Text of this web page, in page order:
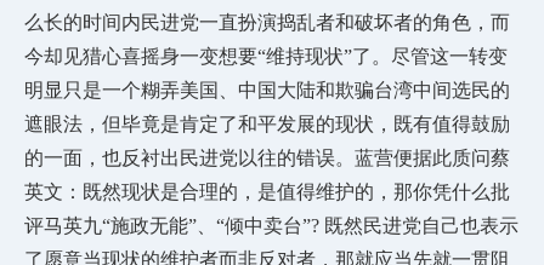
么长的时间内民进党一直扮演捣乱者和破坏者的角色，而
今却见猎心喜摇身一变想要“维持现状”了。尽管这一转变
明显只是一个糊弄美国、中国大陆和欺骗台湾中间选民的
遮眼法，但毕竟是肯定了和平发展的现状，既有值得鼓励
的一面，也反衬出民进党以往的错误。蓝营便据此质问蔡
英文：既然现状是合理的，是值得维护的，那你凭什么批
评马英九“施政无能”、“倾中卖台”? 既然民进党自己也表示
了愿意当现状的维护者而非反对者，那就应当先就一贯阻